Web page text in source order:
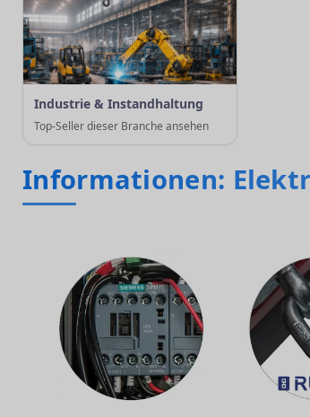
Industrie & Instandhaltung
Top-Seller dieser Branche ansehen
Informationen: